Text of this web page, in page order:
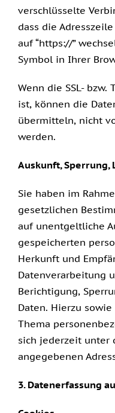
verschlüsselte
dass die
auf “https://”
Symbol in Ihrer
Wenn die SSL- bzw.
ist, können die
übermitteln, nicht
werden.
Auskunft, Sperrung,
Sie haben im
gesetzlichen
auf unentgeltliche
gespeicherten
Herkunft und
Datenverarbeitung
Berichtigung,
Daten. Hierzu
Thema
sich jederzeit unter
angegebenen
3. Datenerfassung